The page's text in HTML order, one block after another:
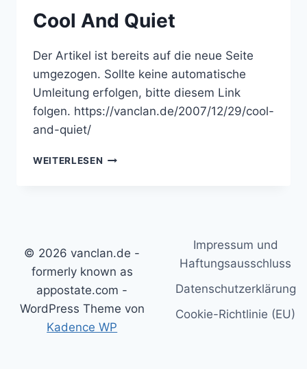
Cool And Quiet
Der Artikel ist bereits auf die neue Seite
umgezogen. Sollte keine automatische
Umleitung erfolgen, bitte diesem Link
folgen. https://vanclan.de/2007/12/29/cool-
and-quiet/
WEITERLESEN COOL
© 2026 vanclan.de -
formerly known as
appostate.com -
WordPress Theme von
Kadence WP
Impressum und
Haftungsausschluss
Datenschutzerklärung
Cookie-Richtlinie (EU)